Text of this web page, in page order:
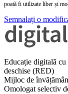
poată fi utilizate liber și
Semnalați o
Educație digitală
deschise (RED)
Mijloc de
Omologat selectiv